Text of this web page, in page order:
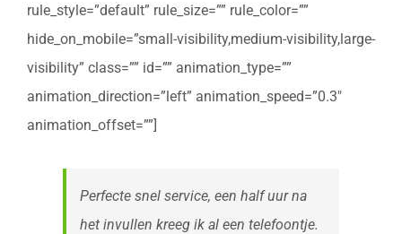
rule_style=”default” rule_size=”” rule_color=””
hide_on_mobile=”small-visibility,medium-visibility,large-
visibility” class=”” id=”” animation_type=””
animation_direction=”left” animation_speed=”0.3″
animation_offset=””]
Perfecte snel service, een half uur na
het invullen kreeg ik al een telefoontje.